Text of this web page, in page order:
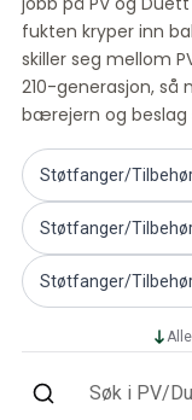
PV/Duett Elsystem
PV/Duett Forstilling
PV/Duett Interiør
PV/Duett Karosseri
PV/Duett
PV/Duett Kjølesystem
PV/Duett Motordeler
Øvrig PV/Duett
PV/Duett
PV/Duett Varme/
Reservedeler til
Amazon Karosseri
Amazon
fukten kryper inn
skiller seg mellom
210-generasjon, så
bærejern og beslag
Støtfanger/
Støtfanger/
Støtfanger/